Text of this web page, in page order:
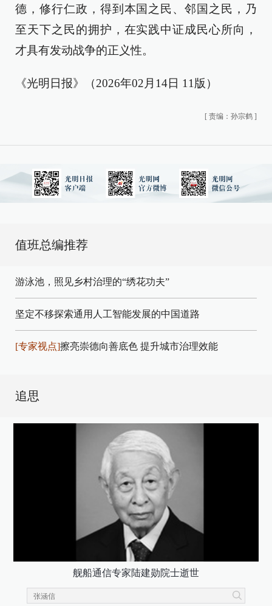
德，修行仁政，得到本国之民、邻国之民，乃
至天下之民的拥护，在实践中证成民心所向，
才具有发动战争的正义性。
《光明日报》（2026年02月14日 11版）
[ 责编：孙宗鹤 ]
值班总编推荐
游泳池，照见乡村治理的“绣花功夫”
坚定不移探索通用人工智能发展的中国道路
[专家视点]擦亮崇德向善底色 提升城市治理效能
追思
舰船通信专家陆建勋院士逝世